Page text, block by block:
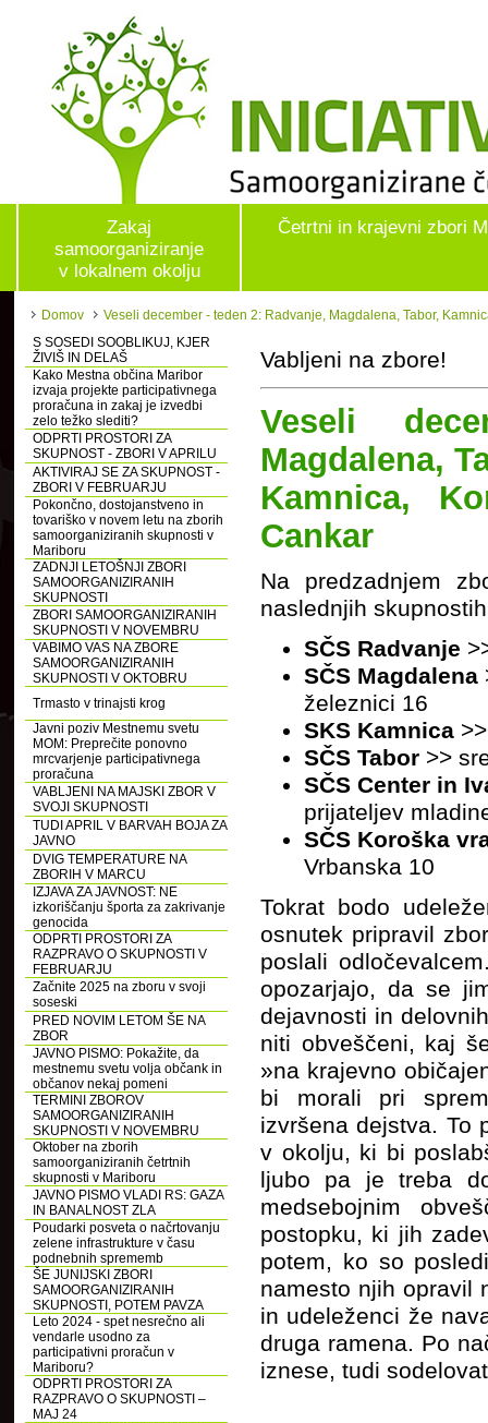
Zakaj
samoorganiziranje
v lokalnem okolju
Četrtni in krajevni zbori
Domov
Veseli december - teden 2: Radvanje, Magdalena, Tabor,
S SOSEDI SOOBLIKUJ, KJER
ŽIVIŠ IN DELAŠ
Kako Mestna občina Maribor
izvaja projekte participativnega
proračuna in zakaj je izvedbi
zelo težko slediti?
ODPRTI PROSTORI ZA
SKUPNOST - ZBORI V APRILU
AKTIVIRAJ SE ZA SKUPNOST -
ZBORI V FEBRUARJU
Pokončno, dostojanstveno in
tovariško v novem letu na zborih
samoorganiziranih skupnosti v
Mariboru
ZADNJI LETOŠNJI ZBORI
SAMOORGANIZIRANIH
SKUPNOSTI
ZBORI SAMOORGANIZIRANIH
SKUPNOSTI V NOVEMBRU
VABIMO VAS NA ZBORE
SAMOORGANIZIRANIH
SKUPNOSTI V OKTOBRU
Trmasto v trinajsti krog
Javni poziv Mestnemu svetu
MOM: Preprečite ponovno
mrcvarjenje participativnega
proračuna
VABLJENI NA MAJSKI ZBOR V
SVOJI SKUPNOSTI
TUDI APRIL V BARVAH BOJA ZA
JAVNO
DVIG TEMPERATURE NA
ZBORIH V MARCU
IZJAVA ZA JAVNOST: NE
izkoriščanju športa za zakrivanje
genocida
ODPRTI PROSTORI ZA
RAZPRAVO O SKUPNOSTI V
FEBRUARJU
Začnite 2025 na zboru v svoji
soseski
PRED NOVIM LETOM ŠE NA
ZBOR
JAVNO PISMO: Pokažite, da
mestnemu svetu volja občank in
občanov nekaj pomeni
TERMINI ZBOROV
SAMOORGANIZIRANIH
SKUPNOSTI V NOVEMBRU
Oktober na zborih
samoorganiziranih četrtnih
skupnosti v Mariboru
JAVNO PISMO VLADI RS: GAZA
IN BANALNOST ZLA
Poudarki posveta o načrtovanju
zelene infrastrukture v času
podnebnih sprememb
ŠE JUNIJSKI ZBORI
SAMOORGANIZIRANIH
SKUPNOSTI, POTEM PAVZA
Leto 2024 - spet nesrečno ali
vendarle usodno za
participativni proračun v
Mariboru?
ODPRTI PROSTORI ZA
RAZPRAVO O SKUPNOSTI –
MAJ 24
Vabljeni na zbore!
Veseli
Magdalena,
Kamnica,
Cankar
Na predzadnjem
naslednjih
SČS Radvanje
SČS Magdalena
železnici 16
SKS Kamnica
SČS Tabor >>
SČS Center in
prijateljev
SČS Koroška
Vrbanska 10
Tokrat bodo
osnutek pripravil
poslali
opozarjajo, da se
dejavnosti in
niti obveščeni, kaj
»na krajevno
bi morali pri
izvršena dejstva. To
v okolju, ki bi
ljubo pa je treba
medsebojnim
postopku, ki jih
potem, ko so
namesto njih opravil
in udeleženci že
druga ramena. Po
iznese, tudi